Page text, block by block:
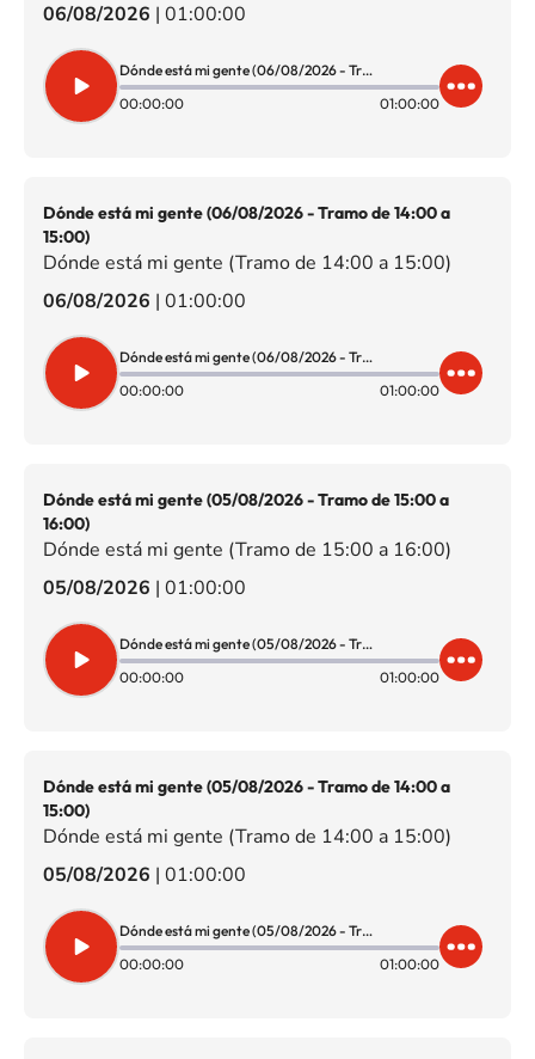
06/08/2026 | 01:00:00
Dónde está mi gente (06/08/2026 - Tramo de 15:00 a 16:00)
00:00:00
01:00:00
Dónde está mi gente (06/08/2026 - Tramo de 14:00 a
15:00)
Dónde está mi gente (Tramo de 14:00 a 15:00)
06/08/2026 | 01:00:00
Dónde está mi gente (06/08/2026 - Tramo de 14:00 a 15:00)
00:00:00
01:00:00
Dónde está mi gente (05/08/2026 - Tramo de 15:00 a
16:00)
Dónde está mi gente (Tramo de 15:00 a 16:00)
05/08/2026 | 01:00:00
Dónde está mi gente (05/08/2026 - Tramo de 15:00 a 16:00)
00:00:00
01:00:00
Dónde está mi gente (05/08/2026 - Tramo de 14:00 a
15:00)
Dónde está mi gente (Tramo de 14:00 a 15:00)
05/08/2026 | 01:00:00
Dónde está mi gente (05/08/2026 - Tramo de 14:00 a 15:00)
00:00:00
01:00:00